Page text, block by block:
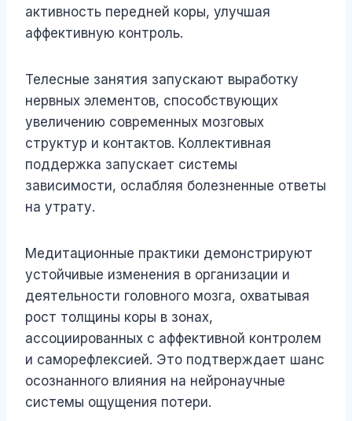
активность передней коры, улучшая
аффективную контроль.
Телесные занятия запускают выработку
нервных элементов, способствующих
увеличению современных мозговых
структур и контактов. Коллективная
поддержка запускает системы
зависимости, ослабляя болезненные ответы
на утрату.
Медитационные практики демонстрируют
устойчивые изменения в организации и
деятельности головного мозга, охватывая
рост толщины коры в зонах,
ассоциированных с аффективной контролем
и саморефлексией. Это подтверждает шанс
осознанного влияния на нейронаучные
системы ощущения потери.